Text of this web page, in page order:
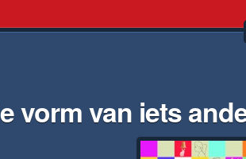
vorm van iets